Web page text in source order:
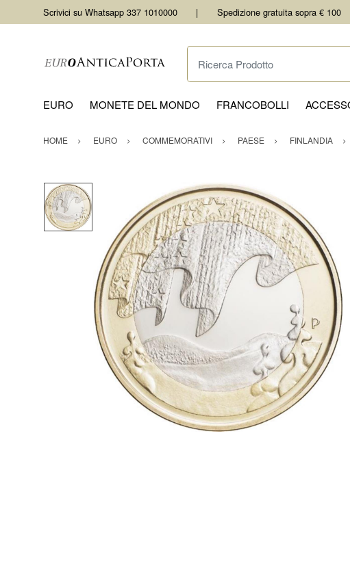
Scrivici su Whatsapp 337 1010000 Spedizione gratuita sopra € 100
Ricerca Prodotto
EURO MONETE DEL MONDO FRANCOBOLLI
HOME EURO COMMEMORATIVI PAESE FINLANDIA